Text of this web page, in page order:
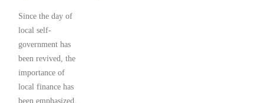
Since the day of
local self-
government has
been revived, the
importance of
local finance has
been emphasized.